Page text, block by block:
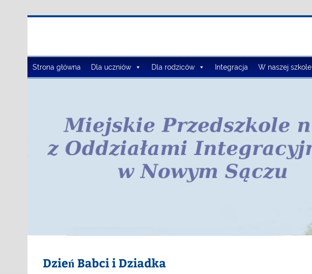
Strona główna Dla uczniów Dla rodziców Integracja W naszej szkole
Dzień Babci i Dziadka